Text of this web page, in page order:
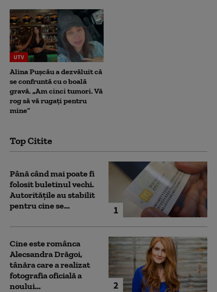
UTV
Alina Pușcău a dezvăluit că
se confruntă cu o boală
gravă. „Am cinci tumori. Vă
rog să vă rugați pentru
mine”
Top Citite
1
Până când mai poate fi
folosit buletinul vechi.
Autoritățile au stabilit
pentru cine se...
2
Cine este românca
Alecsandra Drăgoi,
tânăra care a realizat
fotografia oficială a
noului...